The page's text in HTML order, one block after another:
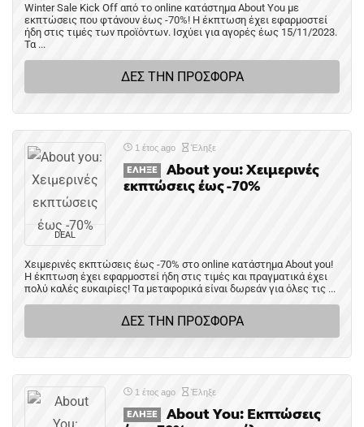
Winter Sale Kick Off από το online κατάστημα About You με
εκπτώσεις που φτάνουν έως -70%! Η έκπτωση έχει εφαρμοστεί
ήδη στις τιμές των προϊόντων. Ισχύει για αγορές έως 15/11/2023.
Τα ...
ΔΕΣ ΤΗΝ ΠΡΟΣΦΟΡΑ
DEAL
1 έτος ago Έληξε
ΈΛΗΞΕ
About you: Χειμερινές
εκπτώσεις έως -70%
Χειμερινές εκπτώσεις έως -70% στο online κατάστημα About you!
Η έκπτωση έχει εφαρμοστεί ήδη στις τιμές και πραγματικά έχει
πολύ καλές ευκαιρίες! Τα μεταφορικά είναι δωρεάν για όλες τις ...
ΔΕΣ ΤΗΝ ΠΡΟΣΦΟΡΑ
1 έτος ago Έληξε
ΈΛΗΞΕ
About You: Εκπτώσεις